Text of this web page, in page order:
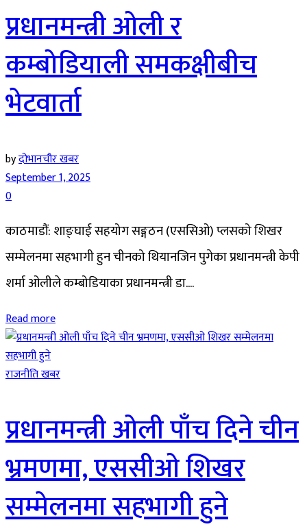
प्रधानमन्त्री ओली र
कम्बोडियाली समकक्षीबीच
भेटवार्ता
byदोभानचौर खबर
September 1, 2025
0
काठमाडौं: शाङ्घाई सहयोग सङ्गठन (एससिओ) प्लसको शिखर
सम्मेलनमा सहभागी हुन चीनको थियानजिन पुगेका प्रधानमन्त्री केपी
शर्मा ओलीले कम्बोडियाका प्रधानमन्त्री डा....
Read more
राजनीति खबर
प्रधानमन्त्री ओली पाँच दिने चीन
भ्रमणमा, एससीओ शिखर
सम्मेलनमा सहभागी हुने